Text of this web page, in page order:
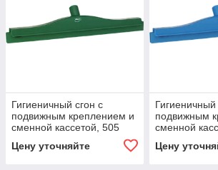
Гигиеничный сгон с
подвижным креплением и
сменной кассетой, 505
Цену уточняйте
Гигиеничный
подвижным
сменной
Цену